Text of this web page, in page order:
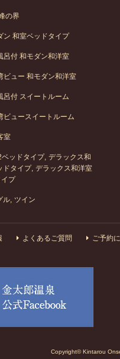
の界
ン 和室ベッドタイプ
呂付 和モダン和洋室
ビュー 和モダン和洋室
呂付 スイートルーム
ビュースイートルーム
室
ベッドタイプ デラックス和
ドタイプ デラックス和洋室
プ
ル ツイン
よくあるご質問 ご予約
Copyright© Kintarou